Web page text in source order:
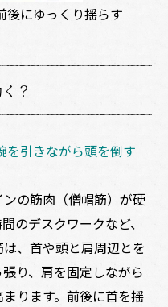
後にゆっくり揺らす
？
を引きながら頭を倒す
の筋肉（僧帽筋）が硬
のデスクワークなど、
、首や頭と肩周辺とを
り、肩を固定しながら
ります。前後に首を揺